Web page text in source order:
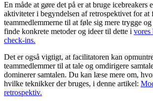
En måde at gøre det på er at bruge icebreakers
aktiviteter i begyndelsen af retrospektivet for at
teammedlemmerne til at føle sig mere trygge
finde konkrete metoder og ideer til dette i vores
check-ins.
Det er også vigtigt, at facilitatoren kan
teammedlemmer til at tale og omdirigere
dominerer samtalen. Du kan læse mere om,
hvilke teknikker der bruges, i denne artikel:
retrospektiv.